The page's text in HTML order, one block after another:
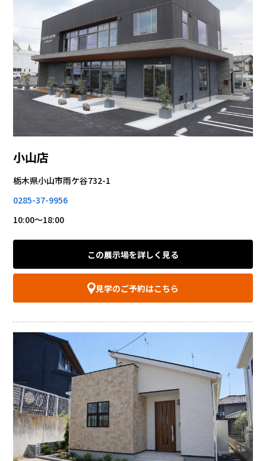
小山店
栃木県小山市雨ケ谷732-1
0285-37-9956
10:00～18:00
この展示場を詳しく見る
見学のご予約はこちら